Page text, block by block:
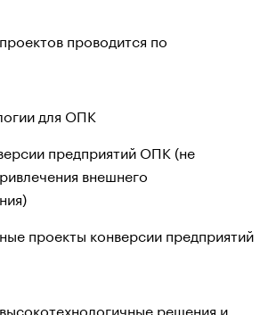
проводится по
для ОПК
предприятий ОПК (не
внешнего
проекты конверсии предприятий
решения и